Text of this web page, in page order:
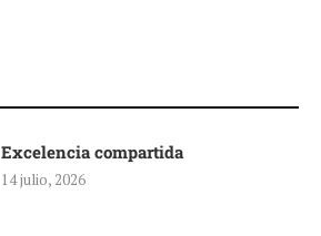
Excelencia compartida
14 julio, 2026